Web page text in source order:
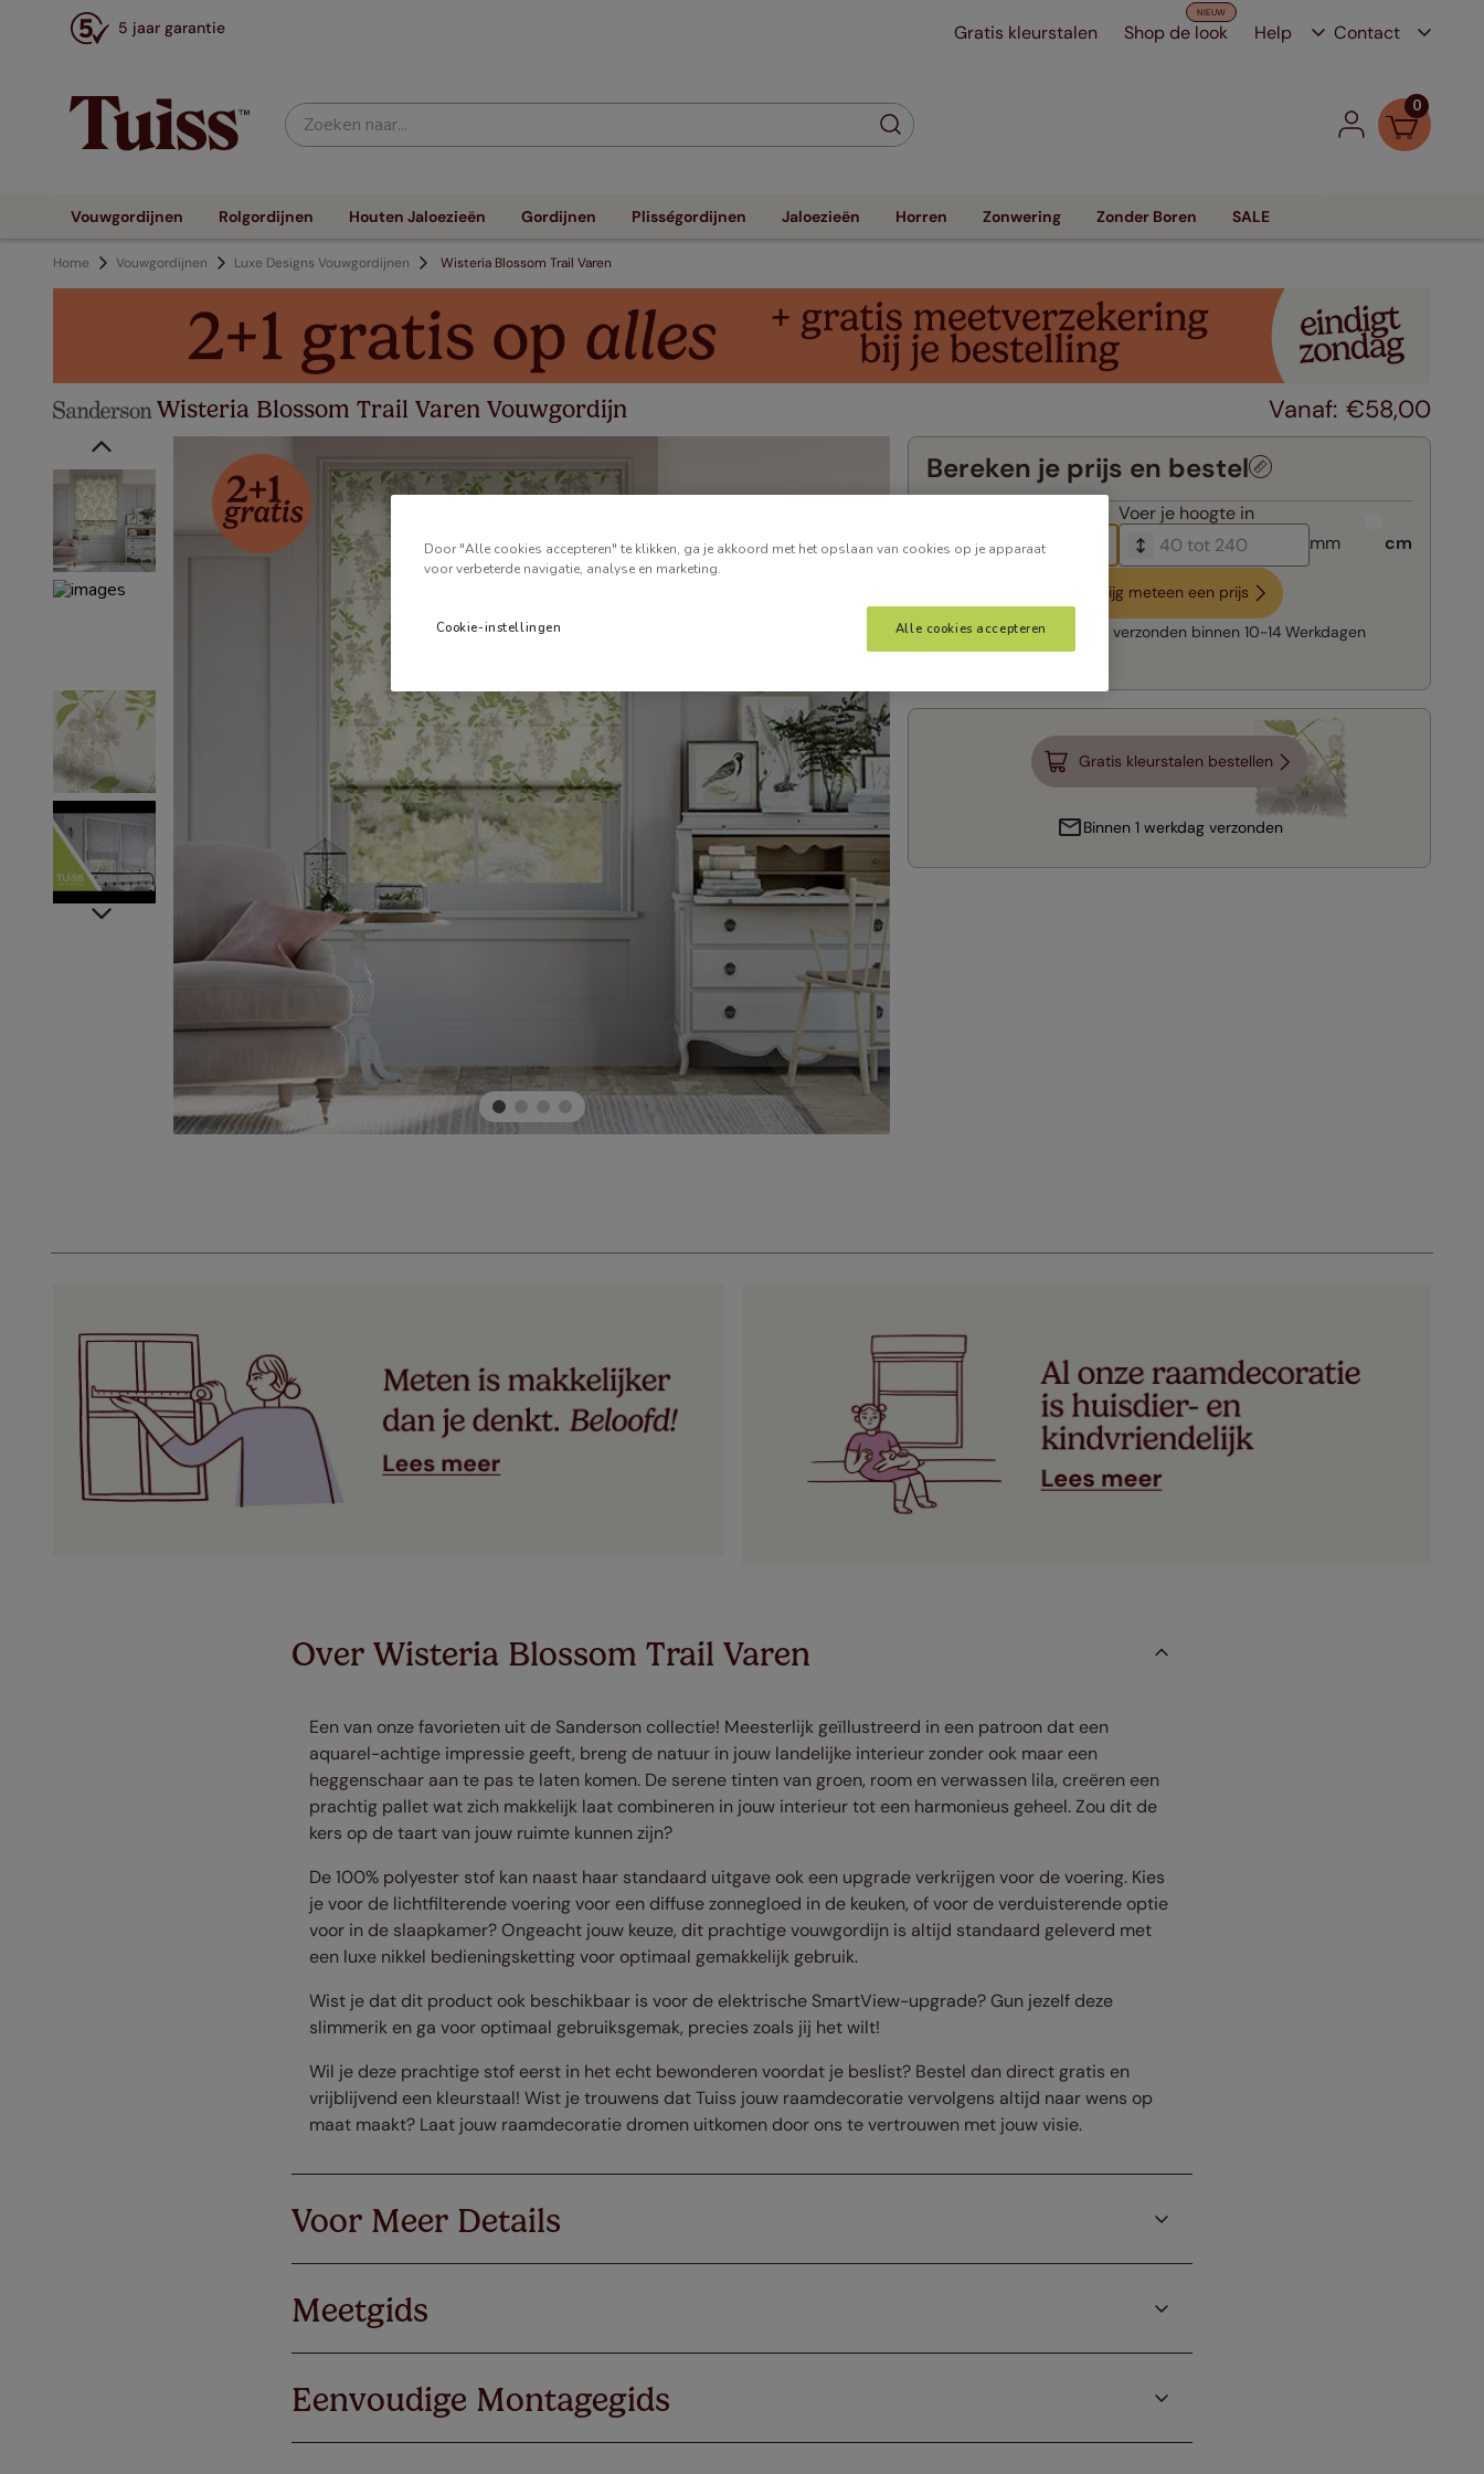
5 jaar garantie Gratis kleurstalen Shop de look Help Contact
Zoeken naar... 0
Vouwgordijnen Rolgordijnen Houten Jaloezieën Gordijnen Plisségordijnen Jaloezieën Horren Zonwering Zonder Boren SALE
Home Vouwgordijnen Luxe Designs Vouwgordijnen Wisteria Blossom Trail Varen
Wisteria Blossom Trail Varen Vouwgordijn €58,00
Bereken je prijs en bestel
Voer je hoogte in
mm
cm
Krijg meteen een prijs
Snelle levering:
verzonden binnen 10-14 Werkdagen
Gratis kleurstalen bestellen
Binnen 1 werkdag verzonden
Over Wisteria Blossom Trail Varen
Een van onze favorieten uit de Sanderson collectie! Meesterlijk geïllustreerd in een patroon dat een
aquarel-achtige impressie geeft, breng de natuur in jouw landelijke interieur zonder ook maar een
heggenschaar aan te pas te laten komen. De serene tinten van groen, room en verwassen lila, creëren een
prachtig pallet wat zich makkelijk laat combineren in jouw interieur tot een harmonieus geheel. Zou dit de
kers op de taart van jouw ruimte kunnen zijn?
De 100% polyester stof kan naast haar standaard uitgave ook een upgrade verkrijgen voor de voering. Kies
je voor de lichtfilterende voering voor een diffuse zonnegloed in de keuken, of voor de verduisterende optie
voor in de slaapkamer? Ongeacht jouw keuze, dit prachtige vouwgordijn is altijd standaard geleverd met
een luxe nikkel bedieningsketting voor optimaal gemakkelijk gebruik.
Wist je dat dit product ook beschikbaar is voor de elektrische SmartView-upgrade? Gun jezelf deze
slimmerik en ga voor optimaal gebruiksgemak, precies zoals jij het wilt!
Wil je deze prachtige stof eerst in het echt bewonderen voordat je beslist? Bestel dan direct gratis en
vrijblijvend een kleurstaal! Wist je trouwens dat Tuiss jouw raamdecoratie vervolgens altijd naar wens op
maat maakt? Laat jouw raamdecoratie dromen uitkomen door ons te vertrouwen met jouw visie.
Voor Meer Details
Meetgids
Eenvoudige Montagegids
Door "Alle cookies accepteren" te klikken, ga je akkoord met het opslaan van cookies op je apparaat
voor verbeterde navigatie, analyse en marketing.
Cookie-instellingen Alle cookies accepteren